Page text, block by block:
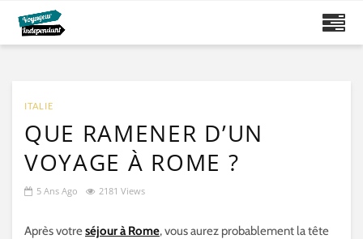
ITALIE
QUE RAMENER D’UN
VOYAGE À ROME ?
5 Ans Ago 2181 Views
Après votreséjour à Rome, vous aurez probablement la tête